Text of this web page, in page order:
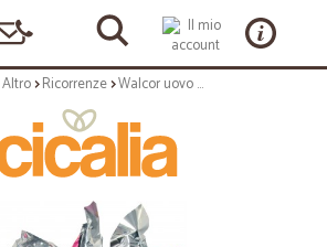
Altro Ricorrenze Walcor uovo al cioccolato fondente quick gr.200